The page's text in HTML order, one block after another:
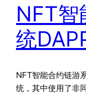
NFT智
统
NFT智能合约链游
统，其中使用了非